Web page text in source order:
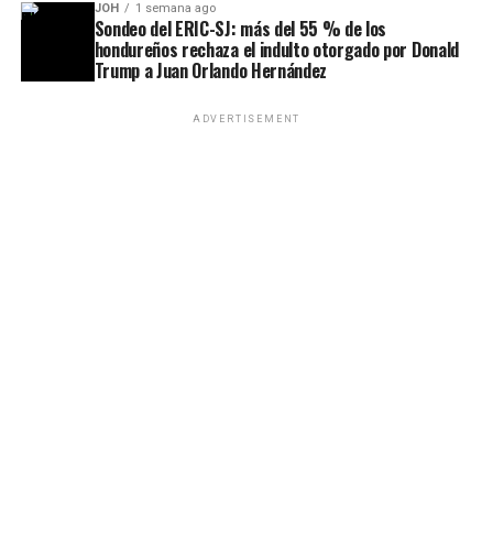
JOH 1 semana ago
Sondeo del ERIC-SJ: más del 55 % de los
hondureños rechaza el indulto otorgado por Donald
Trump a Juan Orlando Hernández
ADVERTISEMENT